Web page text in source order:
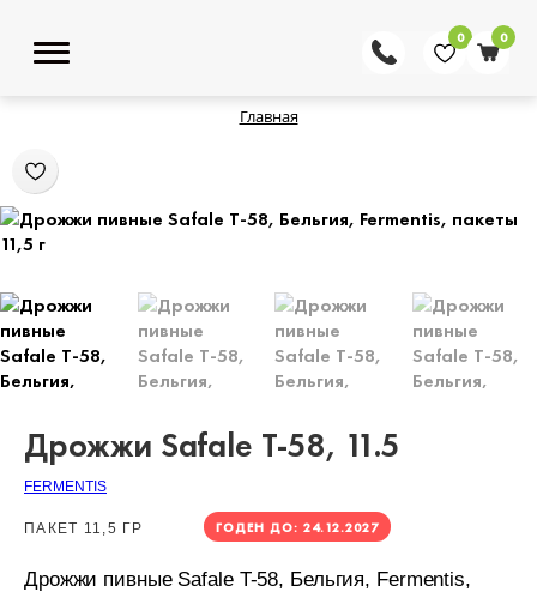
0 0
Главная
Дрожжи Safale Т-58, 11.5
FERMENTIS
ПАКЕТ 11,5 ГР ГОДЕН ДО: 24.12.2027
Дрожжи пивные Safale T-58, Бельгия, Fermentis,